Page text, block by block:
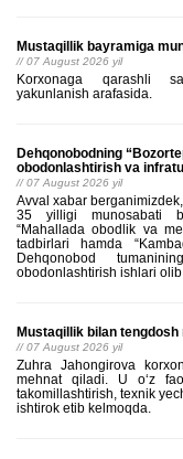
Mustaqillik bayramiga
// 07 August 2026 yil
Korxonaga qarashli
yakunlanish arafasida.
Dehqonobodning
obodonlashtirish va
// 07 August 2026 yil
Avval xabar
35 yilligi munosabati
“Mahallada obodlik va
tadbirlari hamda
Dehqonobod
obodonlashtirish ishlari
Mustaqillik bilan tengdosh
// 07 August 2026 yil
Zuhra Jahongirova
mehnat qiladi. U o‘z
takomillashtirish, texnik
ishtirok etib kelmoqda.